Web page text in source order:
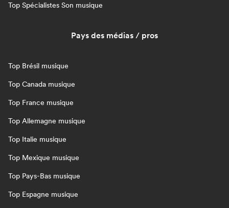
Top Spécialistes Son musique
Pays des médias / pros
Top Brésil musique
Top Canada musique
Top France musique
Top Allemagne musique
Top Italie musique
Top Mexique musique
Top Pays-Bas musique
Top Espagne musique